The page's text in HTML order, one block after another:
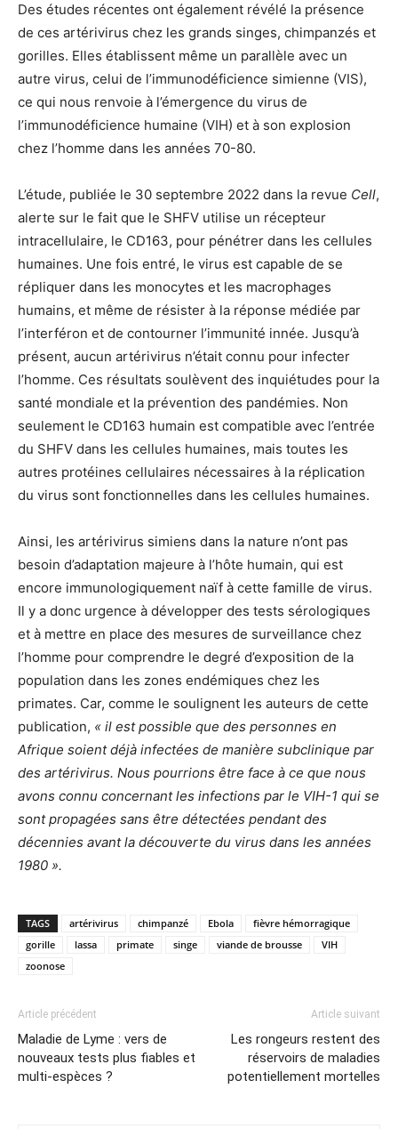
Des études récentes ont également révélé la présence
de ces artérivirus chez les grands singes, chimpanzés et
gorilles. Elles établissent même un parallèle avec un
autre virus, celui de l’immunodéficience simienne (VIS),
ce qui nous renvoie à l’émergence du virus de
l’immunodéficience humaine (VIH) et à son explosion
chez l’homme dans les années 70-80.
L’étude, publiée le 30 septembre 2022 dans la revue Cell,
alerte sur le fait que le SHFV utilise un récepteur
intracellulaire, le CD163, pour pénétrer dans les cellules
humaines. Une fois entré, le virus est capable de se
répliquer dans les monocytes et les macrophages
humains, et même de résister à la réponse médiée par
l’interféron et de contourner l’immunité innée. Jusqu’à
présent, aucun artérivirus n’était connu pour infecter
l’homme. Ces résultats soulèvent des inquiétudes pour la
santé mondiale et la prévention des pandémies. Non
seulement le CD163 humain est compatible avec l’entrée
du SHFV dans les cellules humaines, mais toutes les
autres protéines cellulaires nécessaires à la réplication
du virus sont fonctionnelles dans les cellules humaines.
Ainsi, les artérivirus simiens dans la nature n’ont pas
besoin d’adaptation majeure à l’hôte humain, qui est
encore immunologiquement naïf à cette famille de virus.
Il y a donc urgence à développer des tests sérologiques
et à mettre en place des mesures de surveillance chez
l’homme pour comprendre le degré d’exposition de la
population dans les zones endémiques chez les
primates. Car, comme le soulignent les auteurs de cette
publication, « il est possible que des personnes en
Afrique soient déjà infectées de manière subclinique par
des artérivirus. Nous pourrions être face à ce que nous
avons connu concernant les infections par le VIH-1 qui se
sont propagées sans être détectées pendant des
décennies avant la découverte du virus dans les années
1980 ».
TAGS artérivirus chimpanzé Ebola
fièvre hémorragique
gorille
lassa primate singe viande de brousse
VIH
zoonose
Article précédent
Maladie de Lyme : vers de
nouveaux tests plus fiables et
multi-espèces ?
Article suivant
Les rongeurs restent des
réservoirs de maladies
potentiellement mortelles